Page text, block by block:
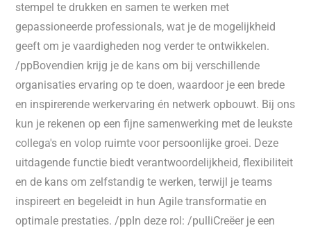
stempel te drukken en samen te werken met
gepassioneerde professionals, wat je de mogelijkheid
geeft om je vaardigheden nog verder te ontwikkelen.
/ppBovendien krijg je de kans om bij verschillende
organisaties ervaring op te doen, waardoor je een brede
en inspirerende werkervaring én netwerk opbouwt. Bij ons
kun je rekenen op een fijne samenwerking met de leukste
collega's en volop ruimte voor persoonlijke groei. Deze
uitdagende functie biedt verantwoordelijkheid, flexibiliteit
en de kans om zelfstandig te werken, terwijl je teams
inspireert en begeleidt in hun Agile transformatie en
optimale prestaties. /ppIn deze rol: /pulliCreëer je een